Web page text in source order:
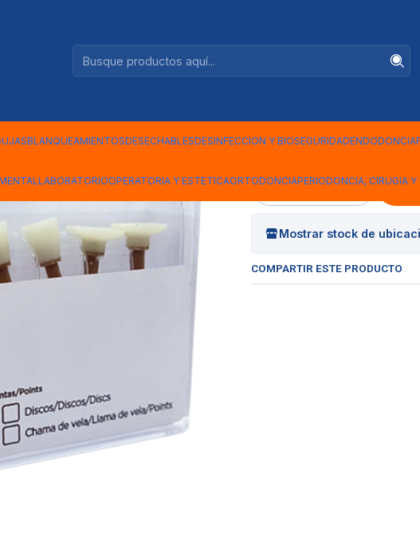
BLANQUEAMIENTOSDESECHABLESDESINFECCION Y BIOSEGURIDADENDODONCIA
LABORATORIOOPERATORIA Y ESTETICAORTODONCIAPERIODONCIA, CIRUGIA Y
C/7 UNIDADES
UNIDADES
Mostrar stock de
COMPARTIR ESTE PRODUCTO